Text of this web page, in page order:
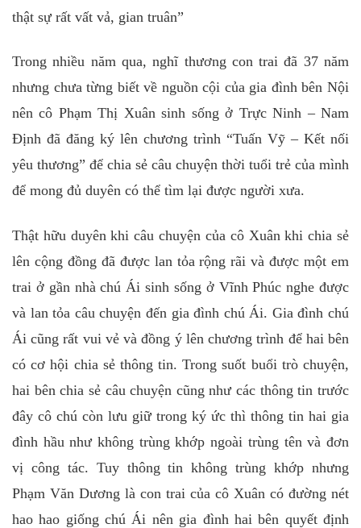
thật sự rất vất vả, gian truân”
Trong nhiều năm qua, nghĩ thương con trai đã 37 năm
nhưng chưa từng biết về nguồn cội của gia đình bên Nội
nên cô Phạm Thị Xuân sinh sống ở Trực Ninh – Nam
Định đã đăng ký lên chương trình “Tuấn Vỹ – Kết nối
yêu thương” để chia sẻ câu chuyện thời tuổi trẻ của mình
để mong đủ duyên có thể tìm lại được người xưa.
Thật hữu duyên khi câu chuyện của cô Xuân khi chia sẻ
lên cộng đồng đã được lan tỏa rộng rãi và được một em
trai ở gần nhà chú Ái sinh sống ở Vĩnh Phúc nghe được
và lan tỏa câu chuyện đến gia đình chú Ái. Gia đình chú
Ái cũng rất vui vẻ và đồng ý lên chương trình để hai bên
có cơ hội chia sẻ thông tin. Trong suốt buổi trò chuyện,
hai bên chia sẻ câu chuyện cũng như các thông tin trước
đây cô chú còn lưu giữ trong ký ức thì thông tin hai gia
đình hầu như không trùng khớp ngoài trùng tên và đơn
vị công tác. Tuy thông tin không trùng khớp nhưng
Phạm Văn Dương là con trai của cô Xuân có đường nét
hao hao giống chú Ái nên gia đình hai bên quyết định